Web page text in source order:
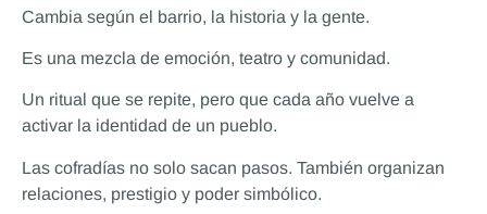
Cambia según el barrio, la historia y la gente.
Es una mezcla de emoción, teatro y comunidad.
Un ritual que se repite, pero que cada año vuelve a
activar la identidad de un pueblo.
Las cofradías no solo sacan pasos. También organizan
relaciones, prestigio y poder simbólico.